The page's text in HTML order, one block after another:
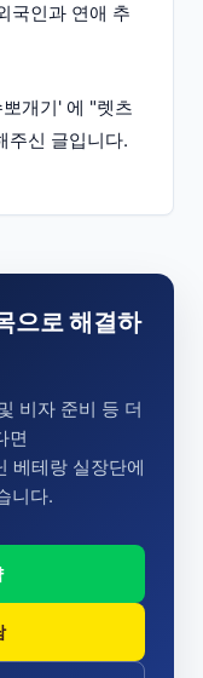
국인과 연애 추
개기' 에 "렛츠
주신 글입니다.
으로 해결하
비자 준비 등 더
면
베테랑 실장단에
니다.